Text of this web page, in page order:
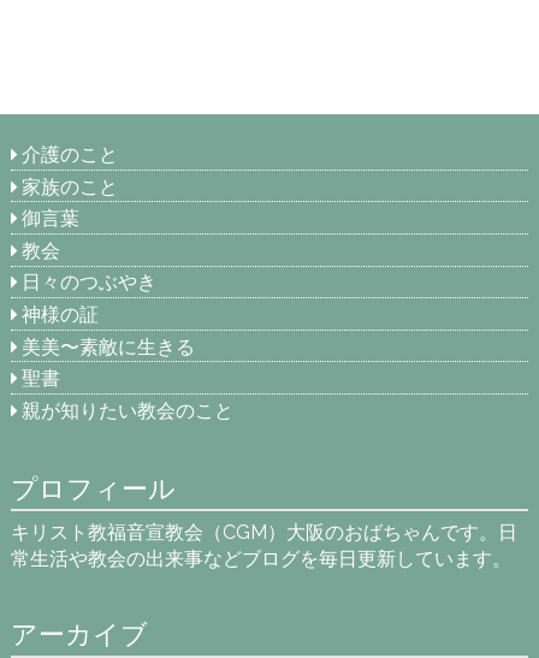
介護のこと
家族のこと
御言葉
教会
日々のつぶやき
神様の証
美美〜素敵に生きる
聖書
親が知りたい教会のこと
プロフィール
キリスト教福音宣教会（CGM）大阪のおばちゃんです。日
常生活や教会の出来事などブログを毎日更新しています。
アーカイブ